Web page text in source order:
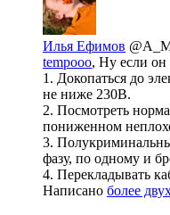
Илья Ефимов
tempooo, Ну если он
1. Докопаться до
не ниже 230В.
2. Посмотреть
пониженном
3.
фазу, по одному и
4. Перекладывать
Написано более